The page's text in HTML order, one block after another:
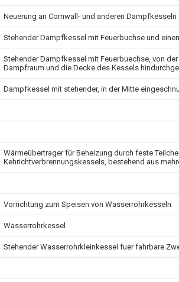
Neuerung an Cornwall- und anderen Dampfkesseln
Stehender Dampfkessel mit Feuerbuchse und
Stehender Dampfkessel mit Feuerbuechse, von
Dampfraum und die Decke des Kessels
Dampfkessel mit stehender, in der Mitte
Wärmeübertrager für Beheizung durch feste
Kehrichtverbrennungskessels, bestehend aus
Vorrichtung zum Speisen von Wasserrohrkesseln
Wasserrohrkessel
Stehender Wasserrohrkleinkessel fuer fahrbare